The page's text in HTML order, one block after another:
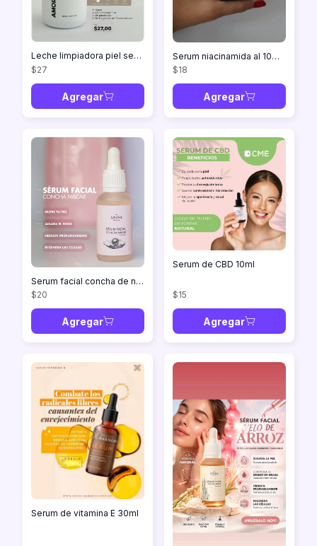
Leche limpiadora piel seca 250ml
$27
Agregar
Serum niacinamida al 10% en 50ml
$18
Agregar
Serum facial concha de nácar 30ml
$20
Agregar
Serum de CBD 10ml
$15
Agregar
Serum de vitamina E 30ml